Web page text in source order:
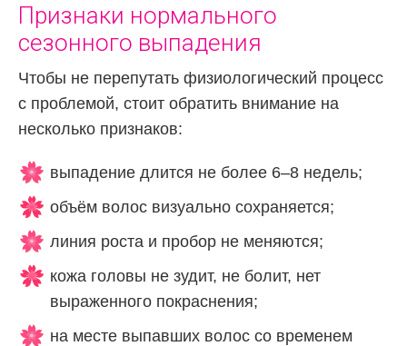
Признаки нормального
сезонного выпадения
Чтобы не перепутать физиологический процесс
с проблемой, стоит обратить внимание на
несколько признаков:
выпадение длится не более 6–8 недель;
объём волос визуально сохраняется;
линия роста и пробор не меняются;
кожа головы не зудит, не болит, нет
выраженного покраснения;
на месте выпавших волос со временем